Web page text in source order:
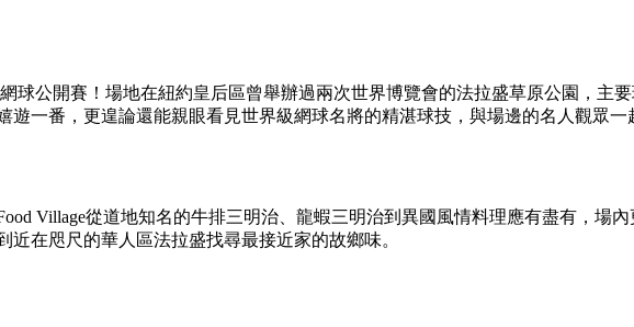
球公開賽！場地在紐約皇后區曾舉辦過兩次世界博覽會的法拉盛草原公園，主
一番，更遑論還能親眼看見世界級網球名將的精湛球技，與場邊的名人觀眾一
Village從道地知名的牛排三明治、龍蝦三明治到異國風情料理應有盡有，場
在咫尺的華人區法拉盛找尋最接近家的故鄉味。